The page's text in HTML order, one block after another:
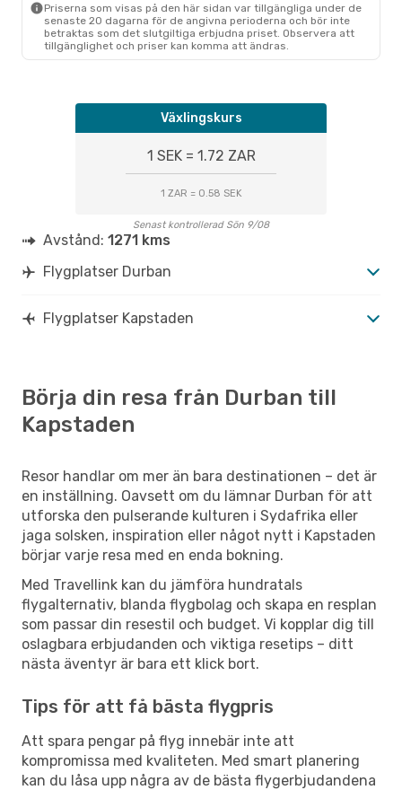
Priserna som visas på den här sidan var tillgängliga under de
senaste 20 dagarna för de angivna perioderna och bör inte
betraktas som det slutgiltiga erbjudna priset. Observera att
tillgänglighet och priser kan komma att ändras.
Växlingskurs
1 SEK = 1.72 ZAR
1 ZAR = 0.58 SEK
Senast kontrollerad Sön 9/08
Avstånd: 1271 kms
Flygplatser Durban
Flygplatser Kapstaden
Börja din resa från Durban till
Kapstaden
Resor handlar om mer än bara destinationen – det är
en inställning. Oavsett om du lämnar Durban för att
utforska den pulserande kulturen i Sydafrika eller
jaga solsken, inspiration eller något nytt i Kapstaden
börjar varje resa med en enda bokning.
Med Travellink kan du jämföra hundratals
flygalternativ, blanda flygbolag och skapa en resplan
som passar din resestil och budget. Vi kopplar dig till
oslagbara erbjudanden och viktiga resetips – ditt
nästa äventyr är bara ett klick bort.
Tips för att få bästa flygpris
Att spara pengar på flyg innebär inte att
kompromissa med kvaliteten. Med smart planering
kan du låsa upp några av de bästa flygerbjudandena